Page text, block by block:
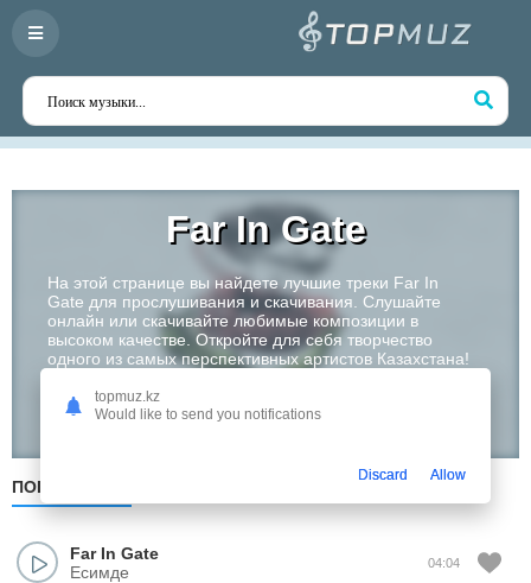
Far In Gate
На этой странице вы найдете лучшие треки Far In
Gate для прослушивания и скачивания. Слушайте
онлайн или скачивайте любимые композиции в
высоком качестве. Откройте для себя творчество
одного из самых перспективных артистов Казахстана!
Слушать
ПОПУЛЯРНЫЕ
Far In Gate
Есимде
04:04
topmuz.kz
Would like to send you notifications
Discard Allow